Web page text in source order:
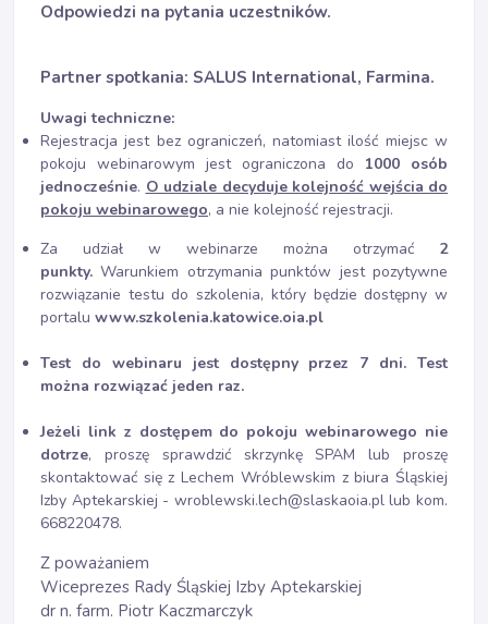
Odpowiedzi na pytania uczestników.
Partner spotkania: SALUS International, Farmina.
Uwagi techniczne:
Rejestracja jest bez ograniczeń, natomiast ilość miejsc w
pokoju webinarowym jest ograniczona do 1000 osób
jednocześnie. O udziale decyduje kolejność wejścia do
pokoju webinarowego, a nie kolejność rejestracji.
Za udział w webinarze można otrzymać 2
punkty. Warunkiem otrzymania punktów jest pozytywne
rozwiązanie testu do szkolenia, który będzie dostępny w
portalu www.szkolenia.katowice.oia.pl
Test do webinaru jest dostępny przez 7 dni. Test
można rozwiązać jeden raz.
Jeżeli link z dostępem do pokoju webinarowego nie
dotrze, proszę sprawdzić skrzynkę SPAM lub proszę
skontaktować się z Lechem Wróblewskim z biura Śląskiej
Izby Aptekarskiej - wroblewski.lech@slaskaoia.pl lub kom.
668220478.
Z poważaniem
Wiceprezes Rady Śląskiej Izby Aptekarskiej
dr n. farm. Piotr Kaczmarczyk